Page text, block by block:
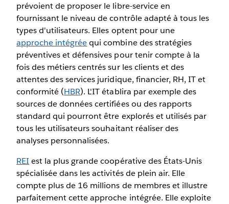
prévoient de proposer le libre-service en
fournissant le niveau de contrôle adapté à tous les
types d'utilisateurs. Elles optent pour une
approche intégréequi combine des stratégies
préventives et défensives pour tenir compte à la
fois des métiers centrés sur les clients et des
attentes des services juridique, financier, RH, IT et
conformité (HBR). L'IT établira par exemple des
sources de données certifiées ou des rapports
standard qui pourront être explorés et utilisés par
tous les utilisateurs souhaitant réaliser des
analyses personnalisées.
REI est la plus grande coopérative des États-Unis
spécialisée dans les activités de plein air. Elle
compte plus de 16 millions de membres et illustre
parfaitement cette approche intégrée. Elle exploite